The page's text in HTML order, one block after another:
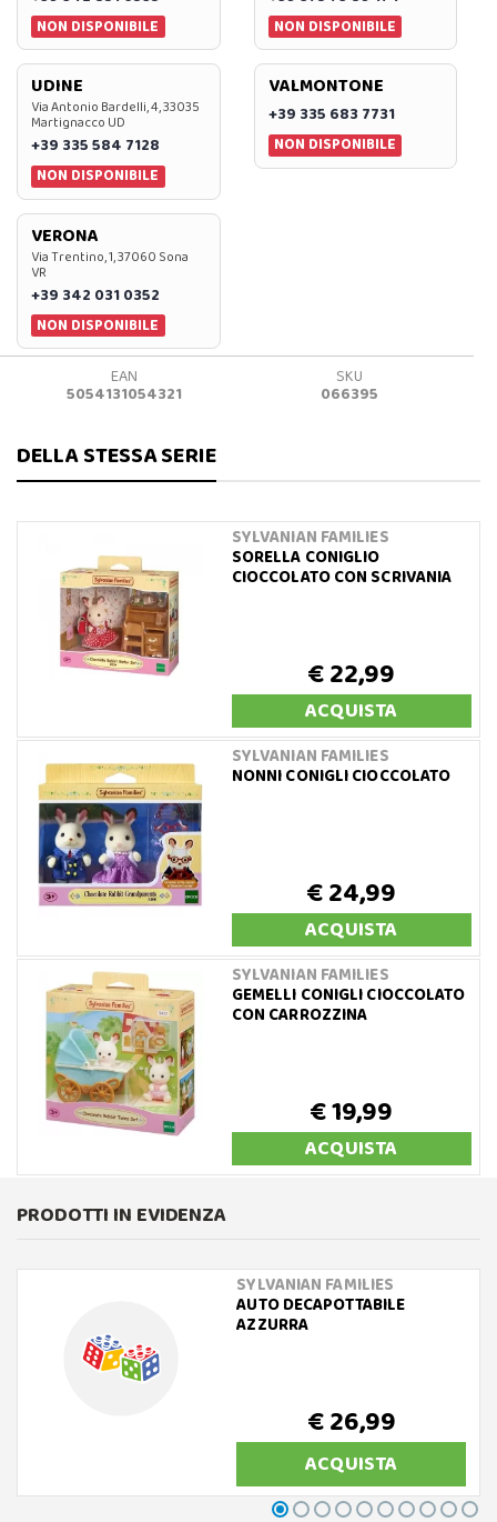
NON DISPONIBILE
NON DISPONIBILE
UDINE
Via Antonio Bardelli, 4, 33035
Martignacco UD
+39 335 584 7128
NON DISPONIBILE
VALMONTONE
+39 335 683 7731
NON DISPONIBILE
VERONA
Via Trentino, 1, 37060 Sona
VR
+39 342 031 0352
NON DISPONIBILE
EAN
5054131054321
SKU
066395
DELLA STESSA SERIE
SYLVANIAN FAMILIES
SORELLA CONIGLIO
CIOCCOLATO CON SCRIVANIA
€ 22,99
ACQUISTA
SYLVANIAN FAMILIES
NONNI CONIGLI CIOCCOLATO
€ 24,99
ACQUISTA
SYLVANIAN FAMILIES
GEMELLI CONIGLI CIOCCOLATO
CON CARROZZINA
€ 19,99
ACQUISTA
PRODOTTI IN EVIDENZA
SYLVANIAN FAMILIES
AUTO DECAPOTTABILE
AZZURRA
€ 26,99
ACQUISTA